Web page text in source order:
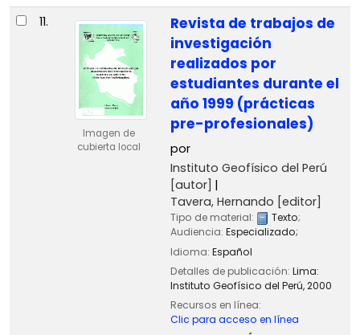
11.
Imagen de
cubierta local
Revista de trabajos de
investigación
realizados por
estudiantes durante el
año 1999 (prácticas
pre-profesionales)
por
Instituto Geofísico del Perú
[autor]
Tavera, Hernando [editor]
Tipo de material: Texto;
Audiencia: Especializado;
Idioma: Español
Detalles de publicación: Lima:
Instituto Geofísico del Perú,2000
Recursos en línea:
Clic para acceso en línea